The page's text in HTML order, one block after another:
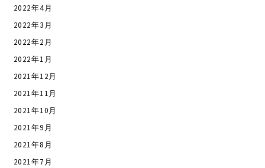
2022年4月
2022年3月
2022年2月
2022年1月
2021年12月
2021年11月
2021年10月
2021年9月
2021年8月
2021年7月